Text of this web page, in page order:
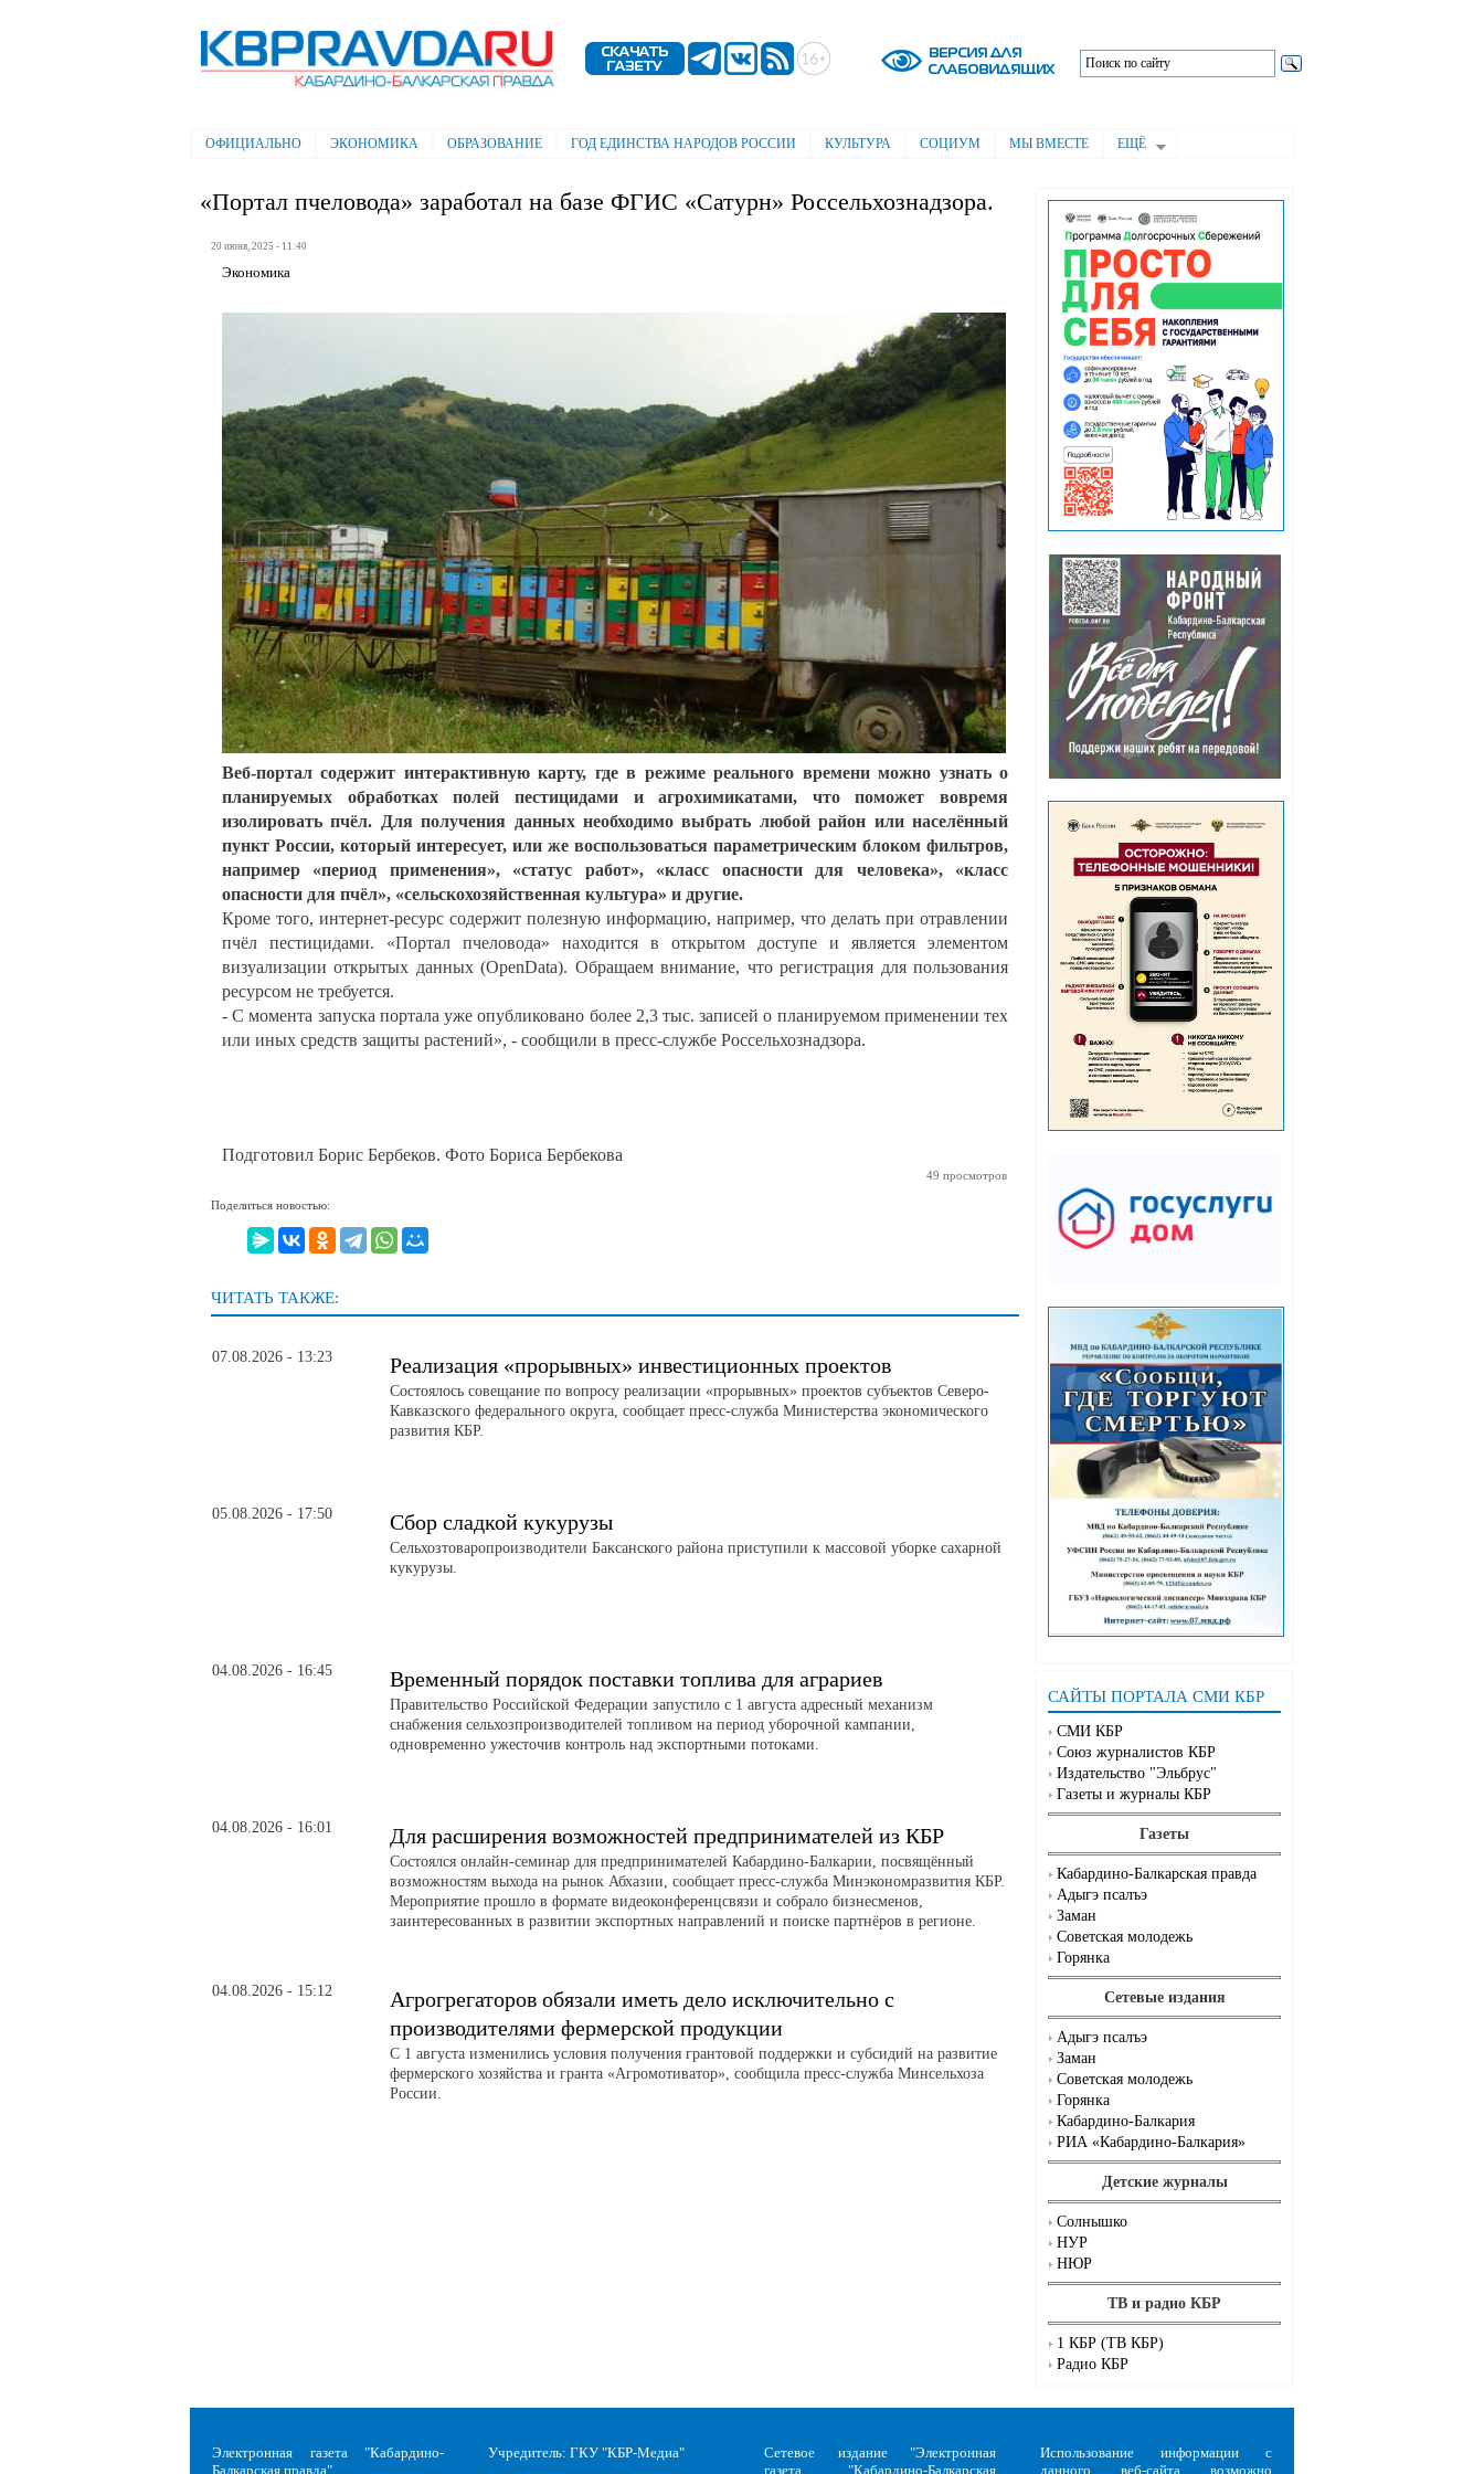
содержанию
Электронная газета "Кабардино-
Балкарская правда"
Главное меню
ОФИЦИАЛЬНО ЭКОНОМИКА ОБРАЗОВАНИЕ ГОД ЕДИНСТВА НАРОДОВ РОССИИ КУЛЬТУРА СОЦИУМ МЫ ВМЕСТЕ ЕЩЁ
САЙТЫ ПОРТАЛА СМИ КБР
СМИ КБР
Союз журналистов КБР
Издательство "Эльбрус"
Газеты и журналы КБР
Газеты
Кабардино-Балкарская правда
Адыгэ псалъэ
Заман
Советская молодежь
Горянка
Сетевые издания
Адыгэ псалъэ
Заман
Советская молодежь
Горянка
Кабардино-Балкария
РИА «Кабардино-Балкария»
Детские журналы
Солнышко
НУР
НЮР
ТВ и радио КБР
1 КБР (ТВ КБР)
Радио КБР
«Портал пчеловода» заработал на базе ФГИС «Сатурн» Россельхознадзора.
20 июня, 2025 - 11:40
Экономика
Веб-портал содержит интерактивную карту, где в режиме реального времени можно узнать о
планируемых обработках полей пестицидами и агрохимикатами, что поможет вовремя
изолировать пчёл. Для получения данных необходимо выбрать любой район или населённый
пункт России, который интересует, или же воспользоваться параметрическим блоком фильтров,
например «период применения», «статус работ», «класс опасности для человека», «класс
опасности для пчёл», «сельскохозяйственная культура» и другие.
Кроме того, интернет-ресурс содержит полезную информацию, например, что делать при отравлении
пчёл пестицидами. «Портал пчеловода» находится в открытом доступе и является элементом
визуализации открытых данных (OpenData). Обращаем внимание, что регистрация для пользования
ресурсом не требуется.
- С момента запуска портала уже опубликовано более 2,3 тыс. записей о планируемом применении тех
или иных средств защиты растений», - сообщили в пресс-службе Россельхознадзора.
Подготовил Борис Бербеков. Фото Бориса Бербекова
49 просмотров
Поделиться новостью:
ЧИТАТЬ ТАКЖЕ:
07.08.2026 - 13:23 Реализация «прорывных» инвестиционных проектов
Состоялось совещание по вопросу реализации «прорывных» проектов субъектов Северо-
Кавказского федерального округа, сообщает пресс-служба Министерства экономического
развития КБР.
05.08.2026 - 17:50 Сбор сладкой кукурузы
Сельхозтоваропроизводители Баксанского района приступили к массовой уборке сахарной
кукурузы.
04.08.2026 - 16:45 Временный порядок поставки топлива для аграриев
Правительство Российской Федерации запустило с 1 августа адресный механизм
снабжения сельхозпроизводителей топливом на период уборочной кампании,
одновременно ужесточив контроль над экспортными потоками.
04.08.2026 - 16:01 Для расширения возможностей предпринимателей из КБР
Состоялся онлайн-семинар для предпринимателей Кабардино-Балкарии, посвящённый
возможностям выхода на рынок Абхазии, сообщает пресс-служба Минэкономразвития КБР.
Мероприятие прошло в формате видеоконференцсвязи и собрало бизнесменов,
заинтересованных в развитии экспортных направлений и поиске партнёров в регионе.
04.08.2026 - 15:12
Агрогрегаторов обязали иметь дело исключительно с
производителями фермерской продукции
С 1 августа изменились условия получения грантовой поддержки и субсидий на развитие
фермерского хозяйства и гранта «Агромотиватор», сообщила пресс-служба Минсельхоза
России.
Электронная газета "Кабардино-
Балкарская правда"
Учредитель: ГКУ "КБР-Медиа"
Сетевое издание "Электронная
газета "Кабардино-Балкарская
Использование информации с
данного веб-сайта возможно